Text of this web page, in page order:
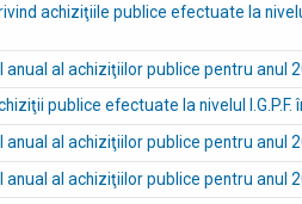
achiziţiile publice efectuate la
anual al achiziţiilor publice pentru anul
publice efectuate la nivelul I.G.P.F.
anual al achiziţiilor publice pentru anul
anual al achiziţiilor publice pentru anul